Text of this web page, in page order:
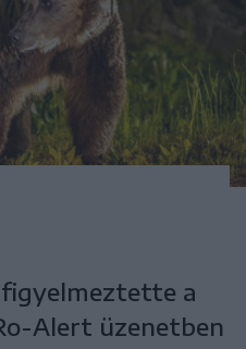
a
Alert üzenetben